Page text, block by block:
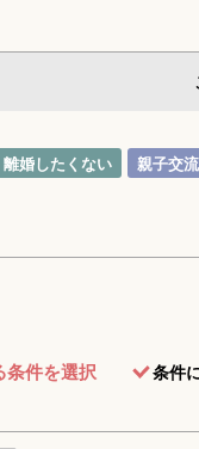
離婚したくない 親子交
条件を選択 条件